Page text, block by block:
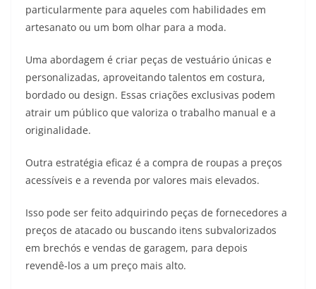
particularmente para aqueles com habilidades em
artesanato ou um bom olhar para a moda.
Uma abordagem é criar peças de vestuário únicas e
personalizadas, aproveitando talentos em costura,
bordado ou design. Essas criações exclusivas podem
atrair um público que valoriza o trabalho manual e a
originalidade.
Outra estratégia eficaz é a compra de roupas a preços
acessíveis e a revenda por valores mais elevados.
Isso pode ser feito adquirindo peças de fornecedores a
preços de atacado ou buscando itens subvalorizados
em brechós e vendas de garagem, para depois
revendê-los a um preço mais alto.